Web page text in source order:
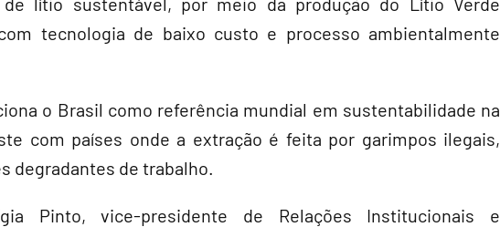
tecnologia de baixo custo e processo ambientalmente
o Brasil como referência mundial em sustentabilidade na
com países onde a extração é feita por garimpos ilegais,
degradantes de trabalho.
Pinto, vice-presidente de Relações Institucionais e